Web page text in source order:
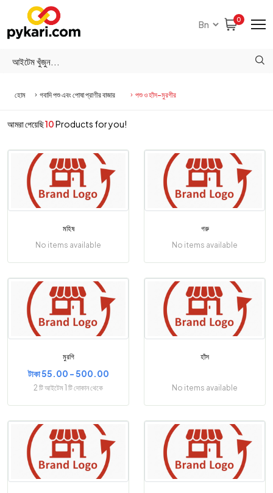
0
হোম গবাদি পশু এবং পোষা প্রাণীর বাজার পশু ও হাঁস-মুরগীর
আমরা পেয়েছি10Products for you!
মহিষ
No items available
গরু
No items available
মুরগি
টাকা 55.00 - 500.00
2 টি আইটেম 1 টি দোকান থেকে
হাঁস
No items available